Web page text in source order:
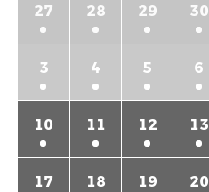
27 28 29 30
3 4 5 6
10 11 12 13
17 18 19 20